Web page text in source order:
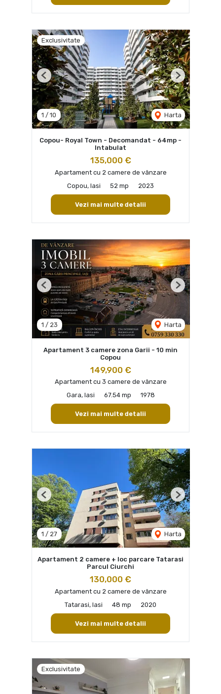
Exclusivitate
1 / 10 Harta
Previous Next
Copou- Royal Town - Decomandat - 64mp -
Intabulat
135,000 €
Apartament cu 2 camere de vânzare
Copou, Iasi
52 mp 2023
Vezi mai multe detalii
1 / 23 Harta
Previous Next
Apartament 3 camere zona Garii - 10 min
Copou
149,900 €
Apartament cu 3 camere de vânzare
Gara, Iasi
67.54 mp 1978
Vezi mai multe detalii
1 / 27 Harta
Previous Next
Apartament 2 camere + loc parcare Tatarasi
Parcul Ciurchi
130,000 €
Apartament cu 2 camere de vânzare
Tatarasi, Iasi
48 mp 2020
Vezi mai multe detalii
Exclusivitate